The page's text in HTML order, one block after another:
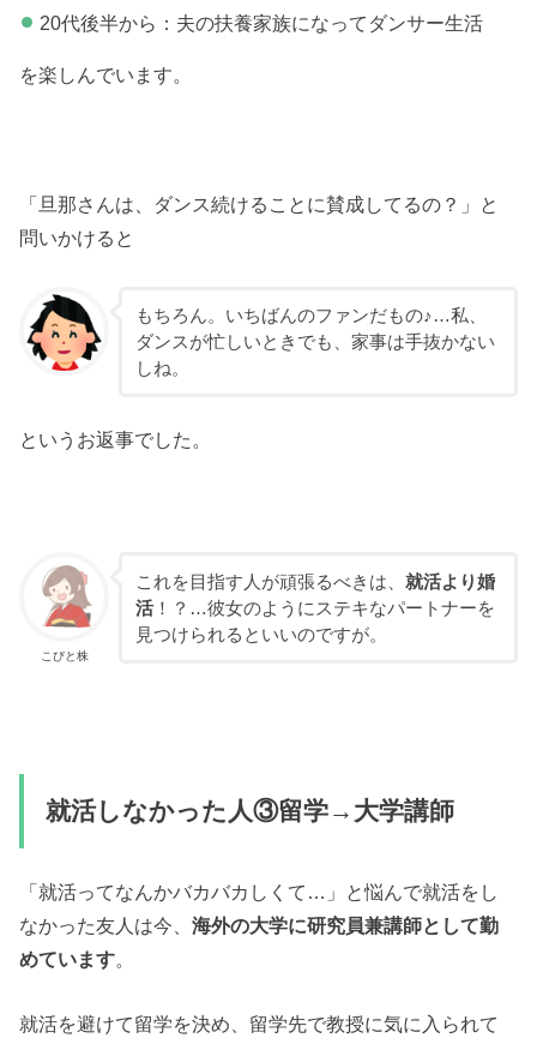
20代後半から：夫の扶養家族になってダンサー生活
を楽しんでいます。
「旦那さんは、ダンス続けることに賛成してるの？」と
問いかけると
もちろん。いちばんのファンだもの♪…私、
ダンスが忙しいときでも、家事は手抜かない
しね。
というお返事でした。
こびと株
これを目指す人が頑張るべきは、 就活より婚
活！？…彼女のようにステキなパートナーを
見つけられるといいのですが。
就活しなかった人③留学→大学講師
「就活ってなんかバカバカしくて…」と悩んで就活をし
なかった友人は今、海外の大学に研究員兼講師として勤
めています
就活を避けて留学を決め、留学先で教授に気に入られて